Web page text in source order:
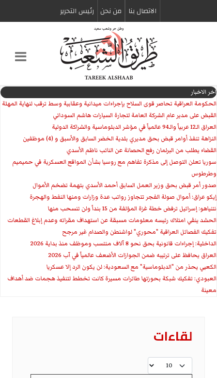
الاتصال بنا من نحن رئیس التحریر
اخر الاخبار
الحكومة العراقية تحاصر قوى السلاح بإجراءات ميدانية وعقابية وسط ترقب لنهاية المهلة
القبض على مدير عام الشركة العامة لتجارة السيارات هاشم السوداني
العراق الـ12 عربياً والـ94 عالمياً في مؤشر الدبلوماسية والشراكة الدولية
النزاهة تنفذ أوامر قبض بحق مديري بلدية الخضر السابق والأسبق و (4) موظفين
القضاء يطلب من البرلمان رفع الحصانة عن النائب ناظم الأسدي
سوريا تعلن التوصل إلى مذكرة تفاهم مع روسيا بشأن المواقع العسكرية في حميميم
وطرطوس
صدور أمر قبض بحق وزير العمل السابق أحمد الأسدي بتهمة تضخم الأموال
إيكو عراق: أموال صولة الفجر تتجاوز رواتب عدة وزارات ومنها النفط والهجرة
نتنياهو: إسرائيل ترفض خطة غزة المؤلفة من 15 بنداً ولن تنسحب منها
الحشد ينفي امتلاك رئيسه معلومات مسبقة عن استهداف مقراته وعدم إبلاغ القطعات
تفكيك الفصائل العراقية "محوري" لواشنطن والصدام غير مرجح
الداخلية: إجراءات قانونية بحق نحو 8 آلاف منتسب وموظف منذ بداية 2026
العراق يحافظ على ترتيبه ضمن الجوازات الأضعف عالمياً في آب 2026
الكعبي يحذر من "الدبلوماسية" مع السعودية: لن يكون الرد إلا عسكريا
العبودي: تفكيك شبكة بحوزتها طائرات مسيرة كانت تخطط لتنفيذ هجمات ضد أهداف
معينة
لقاءات
عدد الإظهارات: